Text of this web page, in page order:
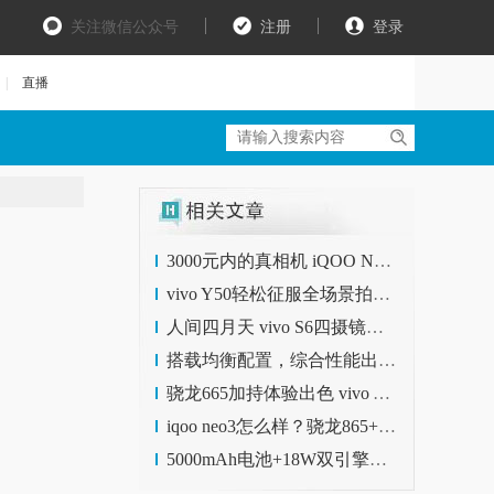
关注微信公众号 注册 登录
直播
3000元内的真相机 iQOO Neo3明天10:00开售
vivo Y50轻松征服全场景拍照 智慧四摄是关键
人间四月天 vivo S6四摄镜头带你探索云南四季美景
搭载均衡配置，综合性能出彩，vivo Y50进一步提升了用户体验
骁龙665加持体验出色 vivo Y50体验
iqoo neo3怎么样？骁龙865+144Hz刷新率，起售价仅2698
5000mAh电池+18W双引擎闪充，无短板的使用体验vivo Y50正式开售